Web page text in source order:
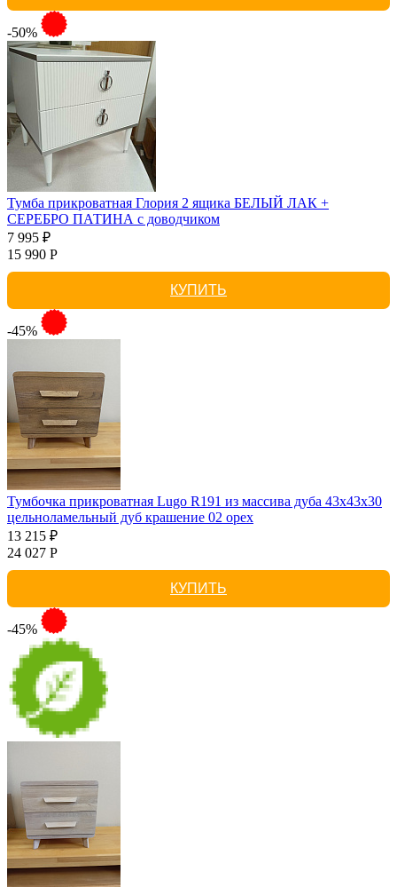
-50%
Тумба прикроватная Глория 2 ящика БЕЛЫЙ ЛАК +
СЕРЕБРО ПАТИНА с доводчиком
7 995 ₽
15 990 Р
КУПИТЬ
-45%
Тумбочка прикроватная Lugo R191 из массива дуба 43х43х30
цельноламельный дуб крашение 02 орех
13 215 ₽
24 027 Р
КУПИТЬ
-45%